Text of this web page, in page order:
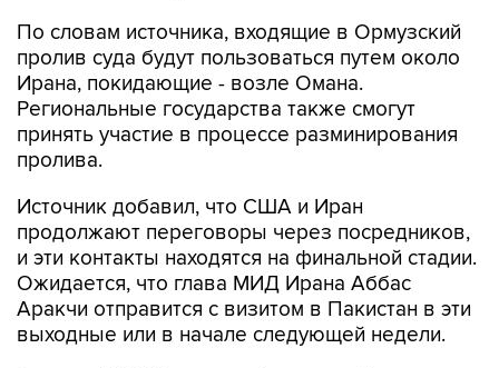
По словам источника, входящие в Ормузский
пролив суда будут пользоваться путем около
Ирана, покидающие - возле Омана.
Региональные государства также смогут
принять участие в процессе разминирования
пролива.
Источник добавил, что США и Иран
продолжают переговоры через посредников,
и эти контакты находятся на финальной стадии.
Ожидается, что глава МИД Ирана Аббас
Аракчи отправится с визитом в Пакистан в эти
выходные или в начале следующей недели.